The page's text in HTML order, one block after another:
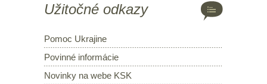
Užitočné odkazy
Pomoc Ukrajine
Povinné informácie
Novinky na webe KSK